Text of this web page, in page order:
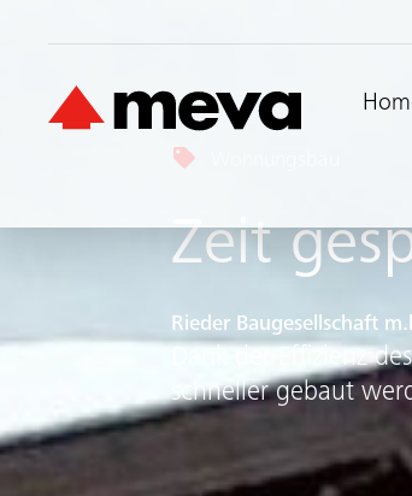
Zeit
Rieder Baugesellschaft
Dank der Effizienz
schneller gebaut